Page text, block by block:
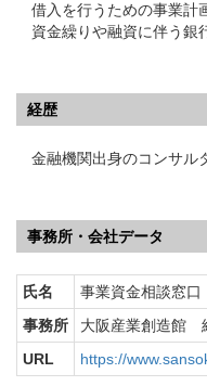
借入を行うための事業計
資金繰りや融資に伴う
経歴
金融機関出身のコンサル
事務所・会社データ
氏名
事業資金相談窓口
事務所
大阪産業創造館
URL
https://